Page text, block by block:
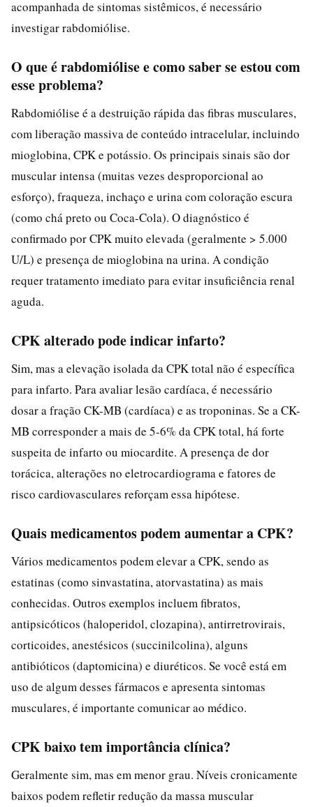
acompanhada de sintomas sistêmicos, é necessário
investigar rabdomiólise.
O que é rabdomiólise e como saber se estou com
esse problema?
Rabdomiólise é a destruição rápida das fibras musculares,
com liberação massiva de conteúdo intracelular, incluindo
mioglobina, CPK e potássio. Os principais sinais são dor
muscular intensa (muitas vezes desproporcional ao
esforço), fraqueza, inchaço e urina com coloração escura
(como chá preto ou Coca-Cola). O diagnóstico é
confirmado por CPK muito elevada (geralmente > 5.000
U/L) e presença de mioglobina na urina. A condição
requer tratamento imediato para evitar insuficiência renal
aguda.
CPK alterado pode indicar infarto?
Sim, mas a elevação isolada da CPK total não é específica
para infarto. Para avaliar lesão cardíaca, é necessário
dosar a fração CK-MB (cardíaca) e as troponinas. Se a CK-
MB corresponder a mais de 5-6% da CPK total, há forte
suspeita de infarto ou miocardite. A presença de dor
torácica, alterações no eletrocardiograma e fatores de
risco cardiovasculares reforçam essa hipótese.
Quais medicamentos podem aumentar a CPK?
Vários medicamentos podem elevar a CPK, sendo as
estatinas (como sinvastatina, atorvastatina) as mais
conhecidas. Outros exemplos incluem fibratos,
antipsicóticos (haloperidol, clozapina), antirretrovirais,
corticoides, anestésicos (succinilcolina), alguns
antibióticos (daptomicina) e diuréticos. Se você está em
uso de algum desses fármacos e apresenta sintomas
musculares, é importante comunicar ao médico.
CPK baixo tem importância clínica?
Geralmente sim, mas em menor grau. Níveis cronicamente
baixos podem refletir redução da massa muscular